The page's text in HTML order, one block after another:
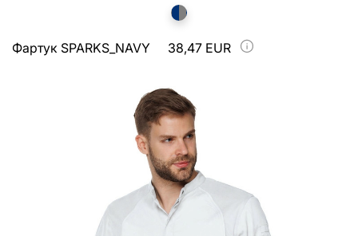
Фартук SPARKS_NAVY 38,47 EUR